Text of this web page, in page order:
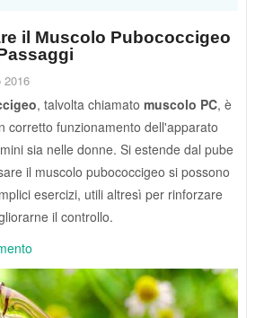
il Muscolo Pubococcigeo
2016
, talvolta chiamato muscolo PC, è
corretto funzionamento dell'apparato
sia nelle donne. Si estende dal pube
il muscolo pubococcigeo si possono
esercizi, utili altresì per rinforzare
il controllo.